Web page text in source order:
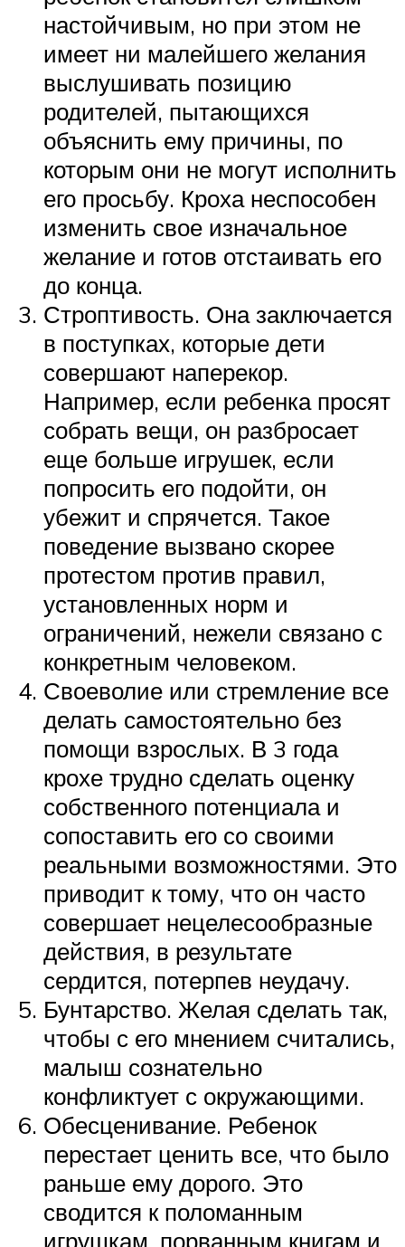
настойчивым, но при этом не
имеет ни малейшего желания
выслушивать позицию
родителей, пытающихся
объяснить ему причины, по
которым они не могут исполнить
его просьбу. Кроха неспособен
изменить свое изначальное
желание и готов отстаивать его
до конца.
Строптивость. Она заключается
в поступках, которые дети
совершают наперекор.
Например, если ребенка просят
собрать вещи, он разбросает
еще больше игрушек, если
попросить его подойти, он
убежит и спрячется. Такое
поведение вызвано скорее
протестом против правил,
установленных норм и
ограничений, нежели связано с
конкретным человеком.
Своеволие или стремление все
делать самостоятельно без
помощи взрослых. В 3 года
крохе трудно сделать оценку
собственного потенциала и
сопоставить его со своими
реальными возможностями. Это
приводит к тому, что он часто
совершает нецелесообразные
действия, в результате
сердится, потерпев неудачу.
Бунтарство. Желая сделать так,
чтобы с его мнением считались,
малыш сознательно
конфликтует с окружающими.
Обесценивание. Ребенок
перестает ценить все, что было
раньше ему дорого. Это
сводится к поломанным
игрушкам, порванным книгам и